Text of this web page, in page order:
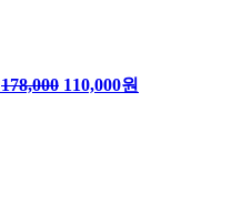
178,000 110,000원